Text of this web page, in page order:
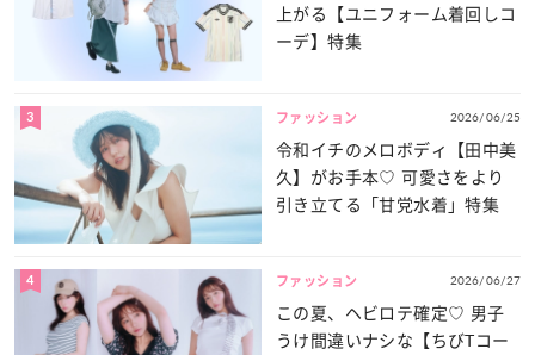
上がる【ユニフォーム着回しコ
ーデ】特集
3 ファッション 2026/06/25
令和イチのメロボディ【田中美
久】がお手本♡ 可愛さをより
引き立てる「甘党水着」特集
4 ファッション 2026/06/27
この夏、ヘビロテ確定♡ 男子
うけ間違いナシな【ちびTコー